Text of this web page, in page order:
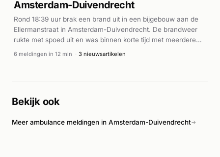
Amsterdam-Duivendrecht
Rond 18:39 uur brak een brand uit in een bijgebouw aan de
Ellermanstraat in Amsterdam-Duivendrecht. De brandweer
rukte met spoed uit en was binnen korte tijd met meerdere
eenheden ter plaatse. Volgens Hardnieuws veroorzaakte de
brandweer tussen 18:39 en 18:49 uur.
6 meldingen in 12 min · 3 nieuwsartikelen
Bekijk ook
Meer ambulance meldingen in Amsterdam-Duivendrecht→